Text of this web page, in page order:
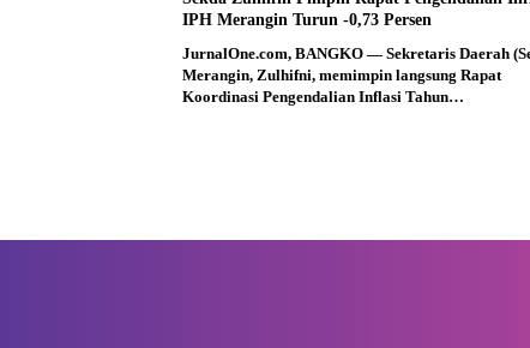
IPH Merangin Turun -0,73 Persen
JurnalOne.com, BANGKO — Sekretaris Daerah
Merangin, Zulhifni, memimpin langsung Rapat
Koordinasi Pengendalian Inflasi Tahun…